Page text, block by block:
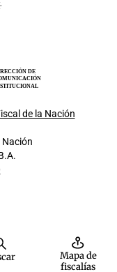
Mapa de
fiscalías
DE
de la Nación
Nación